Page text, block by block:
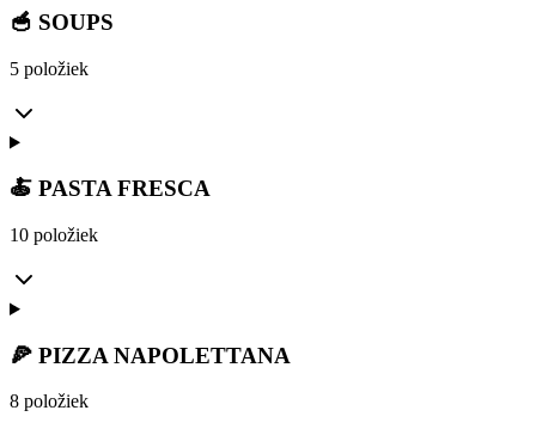
🥣 SOUPS
5 položiek
🍝 PASTA FRESCA
10 položiek
🍕 PIZZA NAPOLETTANA
8 položiek